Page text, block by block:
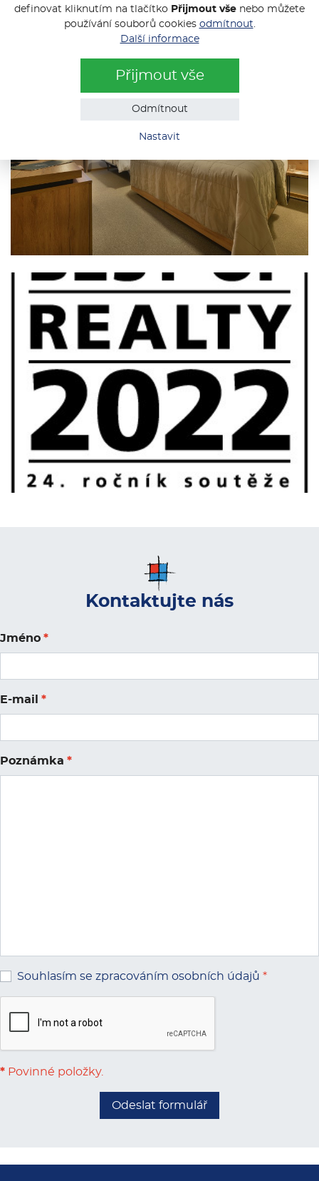
definovat kliknutím na tlačítko Přijmout vše nebo můžete
používání souborů cookies odmítnout
Další informace
Přijmout vše
Odmítnout
Nastavit
Kontaktujte nás
Jméno *
E-mail *
Poznámka *
Souhlasím se zpracováním osobních údajů *
* Povinné položky.
Odeslat formulář